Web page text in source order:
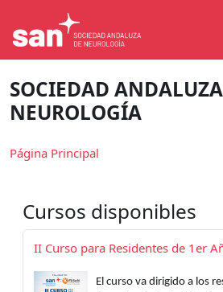
SOCIEDAD
NEUROLOGÍA
Página Principal
Cursos disponibles
II Curso para Residentes de 1er
El curso va dirigido a los